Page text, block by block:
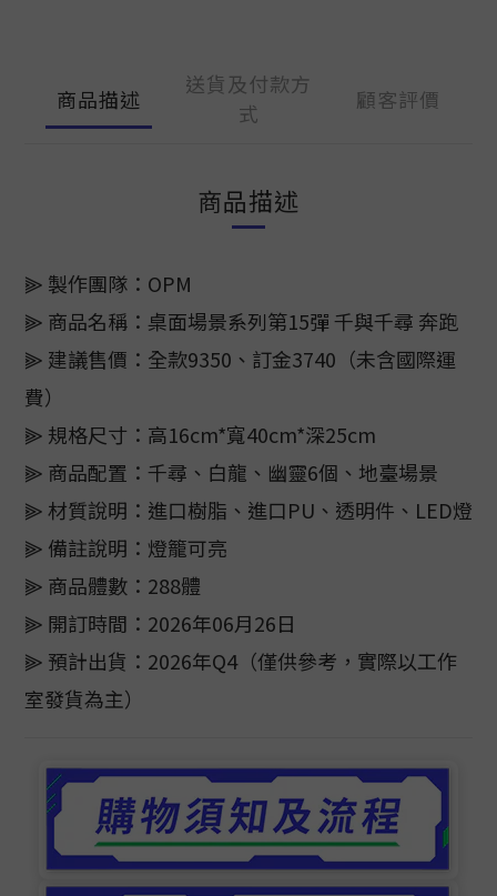
商品描述
送貨及付款方
式
顧客評價
商品描述
⫸ 製作團隊：OPM
⫸ 商品名稱：桌面場景系列第15彈 千與千尋 奔跑
⫸ 建議售價：全款9350、訂金3740（未含國際運
費）
⫸ 規格尺寸：高16cm*寬40cm*深25cm
⫸ 商品配置：千尋、白龍、幽靈6個、地臺場景
⫸ 材質說明：進口樹脂、進口PU、透明件、LED燈
⫸ 備註說明：燈籠可亮
⫸ 商品體數：288體
⫸ 開訂時間：2026年06月26日
⫸ 預計出貨：2026年Q4（僅供參考，實際以工作
室發貨為主）